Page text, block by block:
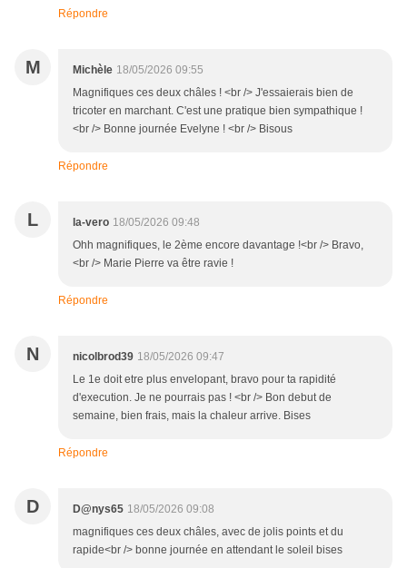
Répondre
M Michèle 18/05/2026 09:55
Magnifiques ces deux châles ! <br /> J'essaierais bien de
tricoter en marchant. C'est une pratique bien sympathique !
<br /> Bonne journée Evelyne ! <br /> Bisous
Répondre
L la-vero 18/05/2026 09:48
Ohh magnifiques, le 2ème encore davantage !<br /> Bravo,
<br /> Marie Pierre va être ravie !
Répondre
N nicolbrod39 18/05/2026 09:47
Le 1e doit etre plus envelopant, bravo pour ta rapidité
d'execution. Je ne pourrais pas ! <br /> Bon debut de
semaine, bien frais, mais la chaleur arrive. Bises
Répondre
D D@nys65 18/05/2026 09:08
magnifiques ces deux châles, avec de jolis points et du
rapide<br /> bonne journée en attendant le soleil bises